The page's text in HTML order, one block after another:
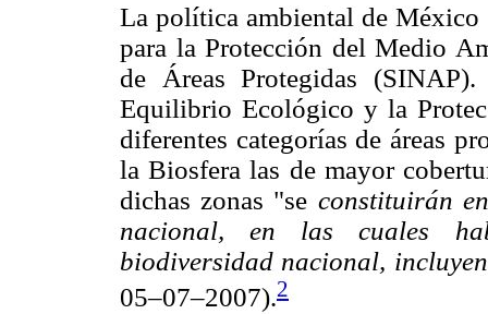
La política ambiental de México
para la Protección del Medio
de Áreas Protegidas
Equilibrio Ecológico y la
diferentes categorías de áreas
la Biosfera las de mayor
dichas zonas "se constituirán
nacional, en las cuales
biodiversidad nacional,
05–07–2007).2